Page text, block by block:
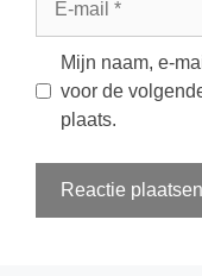
Mijn naam, e-
voor de
plaats.